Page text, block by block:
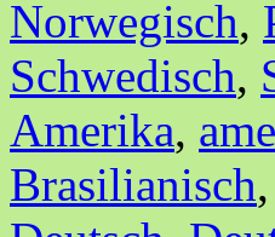
Norwegisch,
Schwedisch,
Amerika,
Brasilianisch,